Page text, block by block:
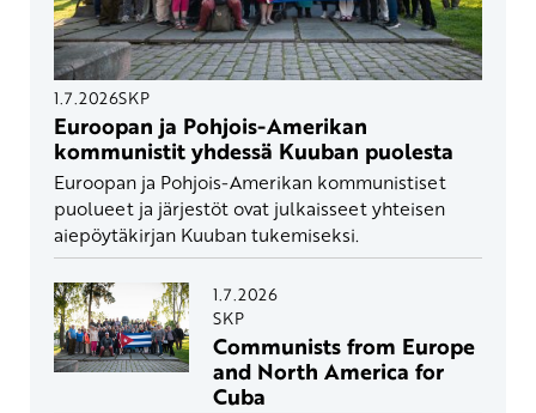
1.7.2026SKP
Euroopan ja Pohjois-Amerikan
kommunistit yhdessä Kuuban puolesta
Euroopan ja Pohjois-Amerikan kommunistiset
puolueet ja järjestöt ovat julkaisseet yhteisen
aiepöytäkirjan Kuuban tukemiseksi.
1.7.2026
SKP
Communists from Europe
and North America for
Cuba